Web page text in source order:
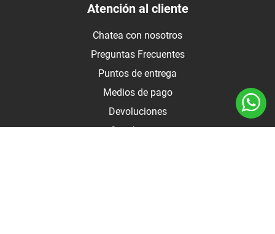
Atención al cliente
Chatea con nosotros
Preguntas Frecuentes
Puntos de entrega
Medios de pago
Devoluciones
Contáctanos